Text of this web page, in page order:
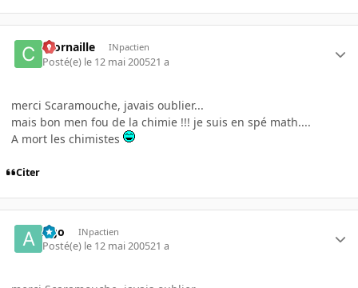
ccornaille INpactien
Posté(e) le 12 mai 200521 a
merci Scaramouche, javais oublier...
mais bon men fou de la chimie !!! je suis en spé math....
A mort les chimistes
Citer
Ago INpactien
Posté(e) le 12 mai 200521 a